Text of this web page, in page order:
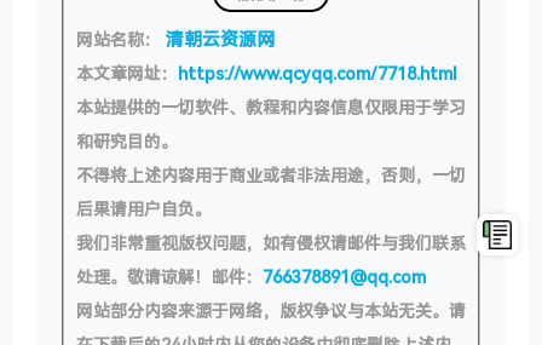
网站名称： 清朝云资源网
本文章网址： https://www.qcyqq.com/7718.html
本站提供的一切软件、教程和内容信息仅限用于学习
和研究目的。
不得将上述内容用于商业或者非法用途，否则，一切
后果请用户自负。
我们非常重视版权问题，如有侵权请邮件与我们联系
处理。敬请谅解！邮件： 766378891@qq.com
网站部分内容来源于网络，版权争议与本站无关。请